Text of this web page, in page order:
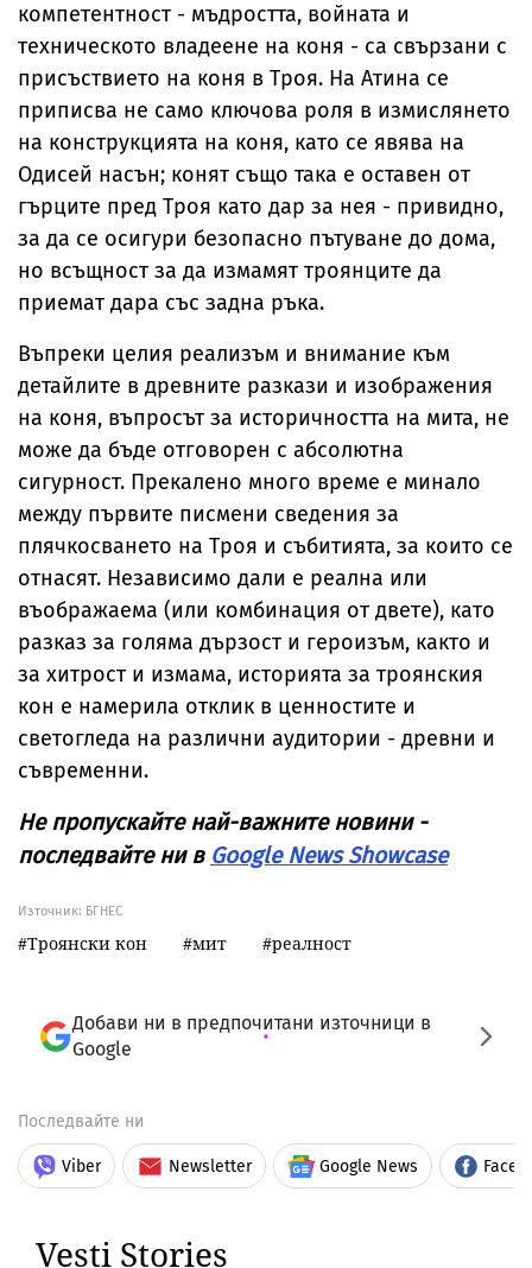
компетентност - мъдростта, войната и
техническото владеене на коня - са свързани с
присъствието на коня в Троя. На Атина се
приписва не само ключова роля в измислянето
на конструкцията на коня, като се явява на
Одисей насън; конят също така е оставен от
гърците пред Троя като дар за нея - привидно,
за да се осигури безопасно пътуване до дома,
но всъщност за да измамят троянците да
приемат дара със задна ръка.
Въпреки целия реализъм и внимание към
детайлите в древните разкази и изображения
на коня, въпросът за историчността на мита, не
може да бъде отговорен с абсолютна
сигурност. Прекалено много време е минало
между първите писмени сведения за
плячкосването на Троя и събитията, за които се
отнасят. Независимо дали е реална или
въображаема (или комбинация от двете), като
разказ за голяма дързост и героизъм, както и
за хитрост и измама, историята за троянския
кон е намерила отклик в ценностите и
светогледа на различни аудитории - древни и
съвременни.
Не пропускайте най-важните новини -
последвайте ни в Google News Showcase
Източник: БГНЕС
Троянски кон мит реалност
Добави ни в предпочитани източници в
Google
Последвайте ни
Viber Newsletter Google News
Vesti Stories